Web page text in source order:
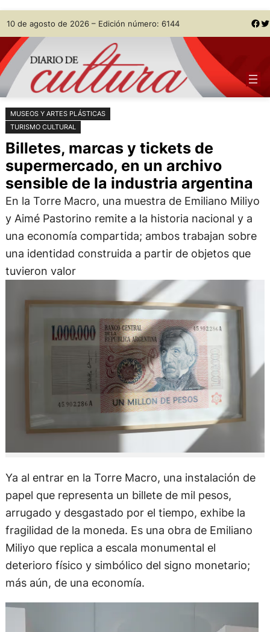
Saltar
al
contenido
Skip
to
content
10 de agosto de 2026 – Edición número: 6144 Facebook Twitter
MUSEOS Y ARTES PLÁSTICAS
TURISMO CULTURAL
Billetes, marcas y tickets de
supermercado, en un archivo
sensible de la industria argentina
En la Torre Macro, una muestra de Emiliano Miliyo
y Aimé Pastorino remite a la historia nacional y a
una economía compartida; ambos trabajan sobre
una identidad construida a partir de objetos que
tuvieron valor
Ya al entrar en la Torre Macro, una instalación de
papel que representa un billete de mil pesos,
arrugado y desgastado por el tiempo, exhibe la
fragilidad de la moneda. Es una obra de Emiliano
Miliyo que replica a escala monumental el
deterioro físico y simbólico del signo monetario;
más aún, de una economía.